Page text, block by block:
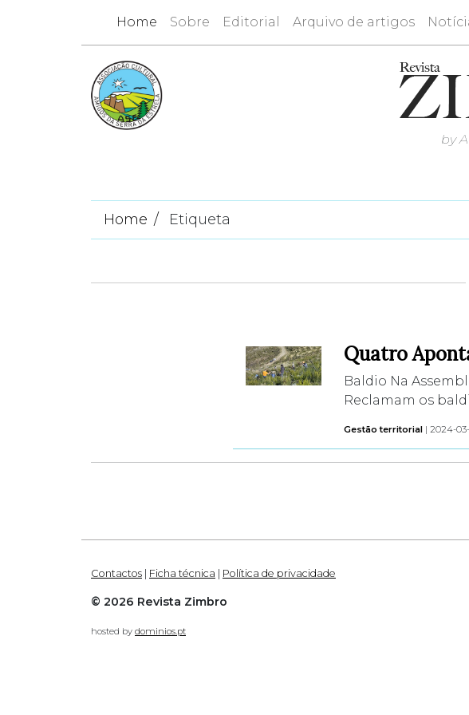
Home Sobre Editorial Arquivo de artigos
by
Home Etiqueta
Quatro
Baldio Na
Reclamam os
Gestão territorial| 2024-
Contactos | Ficha técnica | Política de privacidade
© 2026 Revista Zimbro
hosted by dominios.pt